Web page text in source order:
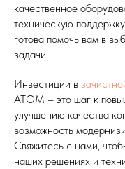
качественное
техническую
готова помочь вам в
задачи.
Инвестиции в
АТОМ – это шаг к
улучшению качества
возможность
Свяжитесь с нами,
наших решениях и